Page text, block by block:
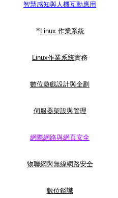
智慧感知與人機互動應用
* Linux 作業系統
Linux作業系統實務
數位遊戲設計與企劃
伺服器架設與管理
網際網路與網頁安全
物聯網與無線網路安全
數位鑑識